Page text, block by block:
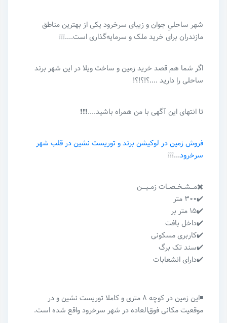
شهر ساحلیِ جوان و زیبای سرخرود یکی از بهترین مناطق
مازندران برای خرید ملک و سرمایه‌گذاری است....❕❕❕
اگر شما هم قصد خرید زمین و ساخت ویلا در این شهر برند
ساحلی را دارید ....؟!؟!؟!
تا انتهای این آگهی با من همراه باشید....❗️❗️❗️
فروش زمین در لوکیشن برند و توریست نشین در قلب شهر
سرخرود...❕❕❕
✖️مـــشــخــصــات زمــیــــن
✔️۳۰۰ متر
✔️۱۵ متر بر
✔️داخل بافت
✔️کاربری مسکونی
✔️سند تک برگ
✔️دارای انشعابات
◾️این زمین در کوچه ۸ متری و کاملا توریست نشین و در
موقعیت مکانی فوق‌العاده در شهر سرخرود واقع شده است.